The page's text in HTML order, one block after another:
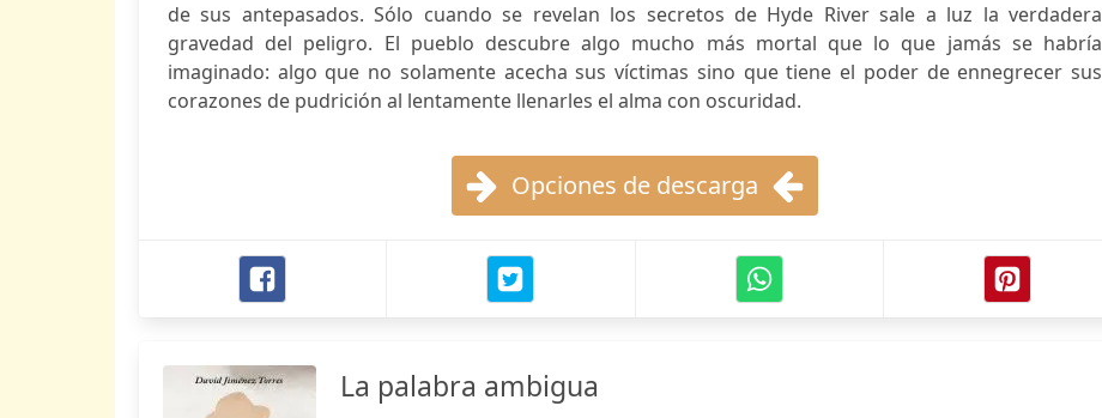
de sus antepasados. Sólo cuando se revelan los secretos de Hyde River sale a luz la verdadera
gravedad del peligro. El pueblo descubre algo mucho más mortal que lo que jamás se habría
imaginado: algo que no solamente acecha sus víctimas sino que tiene el poder de ennegrecer sus
corazones de pudrición al lentamente llenarles el alma con oscuridad.
Opciones de descarga
La palabra ambigua